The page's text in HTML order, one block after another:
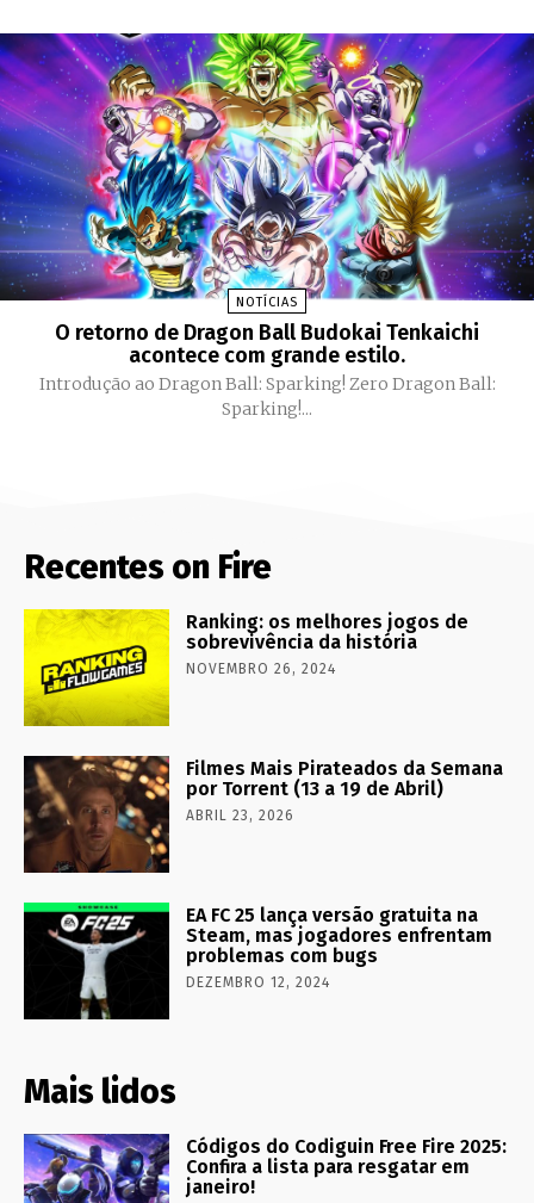
NOTÍCIAS
O retorno de Dragon Ball Budokai Tenkaichi
acontece com grande estilo.
Introdução ao Dragon Ball: Sparking! Zero Dragon Ball:
Sparking!...
Recentes on Fire
Ranking: os melhores jogos de
sobrevivência da história
NOVEMBRO 26, 2024
Filmes Mais Pirateados da Semana
por Torrent (13 a 19 de Abril)
ABRIL 23, 2026
EA FC 25 lança versão gratuita na
Steam, mas jogadores enfrentam
problemas com bugs
DEZEMBRO 12, 2024
Mais lidos
Códigos do Codiguin Free Fire 2025:
Confira a lista para resgatar em
janeiro!